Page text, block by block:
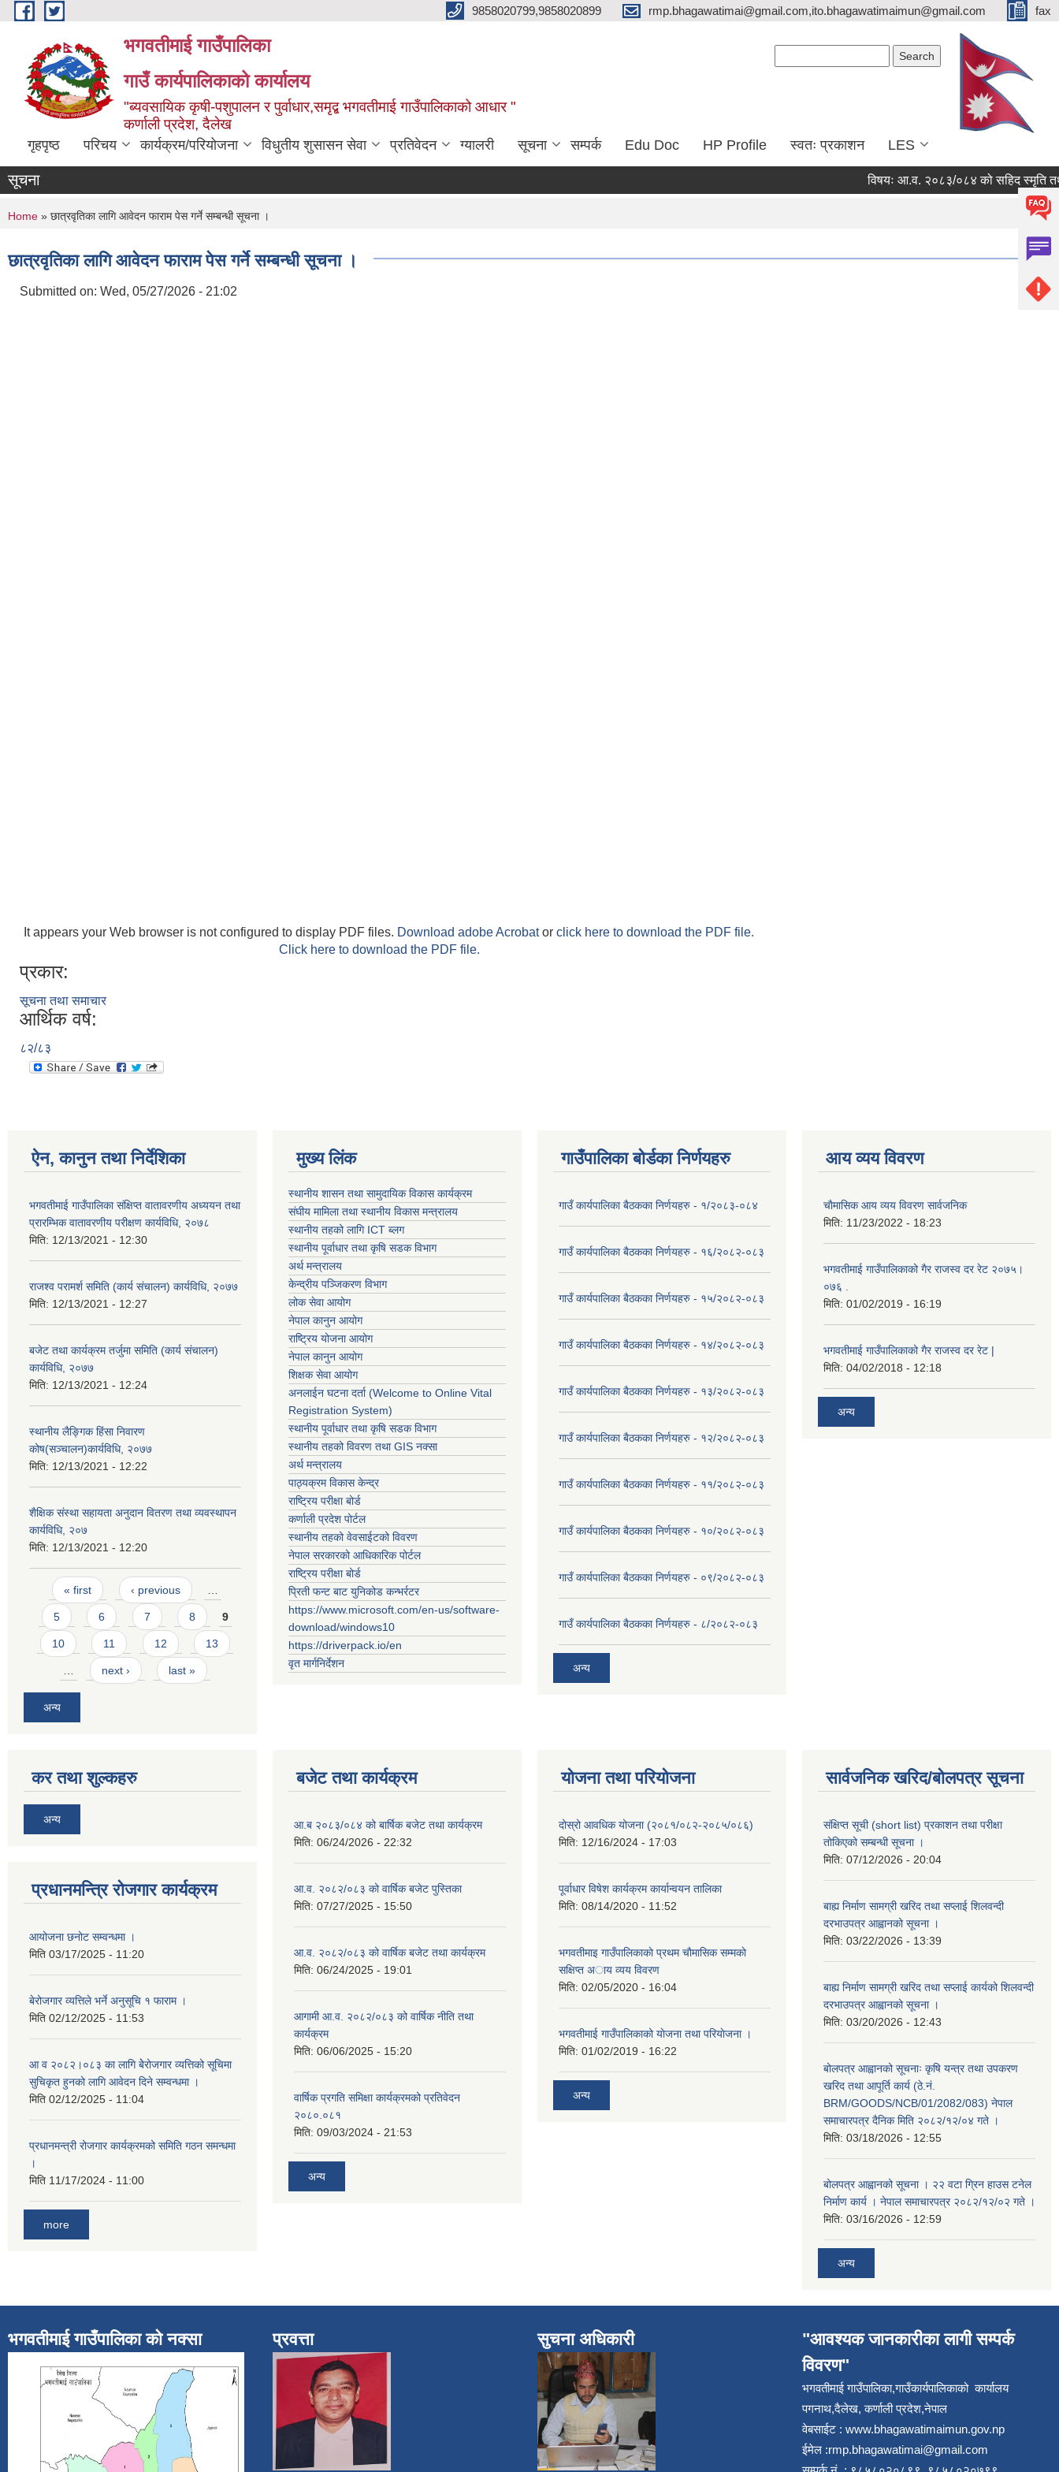
Skip to main content 9858020799,9858020899 rmp.bhagawatimai@gmail.com,ito.bhagawatimaimun@gmail.com fax
भगवतीमाई गाउँपालिका
गाउँ कार्यपालिकाको कार्यालय
"ब्यवसायिक कृषी-पशुपालन र पुर्वाधार,समृद्ब भगवतीमाई गाउँपालिकाको आधार "
कर्णाली प्रदेश, दैलेख
गृहपृष्ठ परिचय कार्यक्रम/परियोजना विधुतीय शुसासन सेवा प्रतिवेदन ग्यालरी सूचना सम्पर्क Edu Doc HP Profile स्वतः प्रकाशन LES
सूचना विषयः आ.व. २०८३/०८४ को सहिद स्मृति तथा
You are here
Home » छात्रवृतिका लागि आवेदन फाराम पेस गर्ने सम्बन्धी सूचना ।
छात्रवृतिका लागि आवेदन फाराम पेस गर्ने सम्बन्धी सूचना ।
Submitted on: Wed, 05/27/2026 - 21:02
It appears your Web browser is not configured to display PDF files. Download adobe Acrobator click here to download the PDF file.
Click here to download the PDF file.
प्रकार:
सूचना तथा समाचार
आर्थिक वर्ष:
८२/८३
ऐन, कानुन तथा निर्देशिका
भगवतीमाई गाउँपालिका संक्षिप्त वातावरणीय अध्ययन तथा
प्रारम्भिक वातावरणीय परीक्षण कार्यविधि, २०७८
मिति: 12/13/2021 - 12:30
राजश्व परामर्श समिति (कार्य संचालन) कार्यविधि, २०७७
मिति: 12/13/2021 - 12:27
बजेट तथा कार्यक्रम तर्जुमा समिति (कार्य संचालन)
कार्यविधि, २०७७
मिति: 12/13/2021 - 12:24
स्थानीय लैङ्गिक हिंसा निवारण
कोष(सञ्चालन)कार्यविधि, २०७७
मिति: 12/13/2021 - 12:22
शैक्षिक संस्था सहायता अनुदान वितरण तथा व्यवस्थापन
कार्यविधि, २०७
मिति: 12/13/2021 - 12:20
Pages
« first ‹ previous …
5 6 7 8 9
10 11 12 13
… next › last »
अन्य
मुख्य लिंक
स्थानीय शासन तथा सामुदायिक विकास कार्यक्रम
संघीय मामिला तथा स्थानीय विकास मन्त्रालय
स्थानीय तहको लागि ICT ब्लग
स्थानीय पूर्वाधार तथा कृषि सडक विभाग
अर्थ मन्त्रालय
केन्द्रीय पञ्जिकरण विभाग
लोक सेवा आयोग
नेपाल कानुन आयोग
राष्ट्रिय योजना आयोग
नेपाल कानुन आयोग
शिक्षक सेवा आयोग
अनलाईन घटना दर्ता (Welcome to Online Vital
Registration System)
स्थानीय पूर्वाधार तथा कृषि सडक विभाग
स्थानीय तहको विवरण तथा GIS नक्सा
अर्थ मन्त्रालय
पाठ्यक्रम विकास केन्द्र
राष्ट्रिय परीक्षा बोर्ड
कर्णाली प्रदेश पोर्टल
स्थानीय तहको वेवसाईटको विवरण
नेपाल सरकारको आधिकारिक पोर्टल
राष्ट्रिय परीक्षा बोर्ड
प्रिती फन्ट बाट युनिकोड कन्भर्रटर
https://www.microsoft.com/en-us/software-
download/windows10
https://driverpack.io/en
वृत मार्गनिर्देशन
गाउँपालिका बोर्डका निर्णयहरु
गाउँ कार्यपालिका बैठकका निर्णयहरु - १/२०८३-०८४
गाउँ कार्यपालिका बैठकका निर्णयहरु - १६/२०८२-०८३
गाउँ कार्यपालिका बैठकका निर्णयहरु - १५/२०८२-०८३
गाउँ कार्यपालिका बैठकका निर्णयहरु - १४/२०८२-०८३
गाउँ कार्यपालिका बैठकका निर्णयहरु - १३/२०८२-०८३
गाउँ कार्यपालिका बैठकका निर्णयहरु - १२/२०८२-०८३
गाउँ कार्यपालिका बैठकका निर्णयहरु - ११/२०८२-०८३
गाउँ कार्यपालिका बैठकका निर्णयहरु - १०/२०८२-०८३
गाउँ कार्यपालिका बैठकका निर्णयहरु - ०९/२०८२-०८३
गाउँ कार्यपालिका बैठकका निर्णयहरु - ८/२०८२-०८३
अन्य
आय व्यय विवरण
चाैमासिक आय व्यय विवरण सार्वजनिक
मिति: 11/23/2022 - 18:23
भगवतीमाई गाउँपालिकाको गैर राजस्व दर रेट २०७५।
०७६ .
मिति: 01/02/2019 - 16:19
भगवतीमाई गाउँपालिकाको गैर राजस्व दर रेट |
मिति: 04/02/2018 - 12:18
अन्य
कर तथा शुल्कहरु
अन्य
प्रधानमन्त्रि रोजगार कार्यक्रम
आयोजना छनोट सम्वन्धमा ।
मिति 03/17/2025 - 11:20
बेरोजगार व्यत्तिले भर्ने अनुसूचि १ फाराम ।
मिति 02/12/2025 - 11:53
आ व २०८२।०८३ का लागि बेेरोजगार व्यत्तिको सूचिमा
सुचिकृत हुनको लागि आवेदन दिने सम्वन्धमा ।
मिति 02/12/2025 - 11:04
प्रधानमन्त्री रोजगार कार्यक्रमको समिति गठन समन्धमा
।
मिति 11/17/2024 - 11:00
more
बजेट तथा कार्यक्रम
आ.ब २०८३/०८४ को बार्षिक बजेट तथा कार्यक्रम
मिति: 06/24/2026 - 22:32
आ.व. २०८२/०८३ को वार्षिक बजेट पुस्तिका
मिति: 07/27/2025 - 15:50
आ.व. २०८२/०८३ को वार्षिक बजेट तथा कार्यक्रम
मिति: 06/24/2025 - 19:01
आगामी आ.व. २०८२/०८३ को वार्षिक नीति तथा
कार्यक्रम
मिति: 06/06/2025 - 15:20
वार्षिक प्रगति समिक्षा कार्यक्रमको प्रतिवेदन
२०८०.०८१
मिति: 09/03/2024 - 21:53
अन्य
योजना तथा परियोजना
दोस्रो आवधिक योजना (२०८१/०८२-२०८५/०८६)
मिति: 12/16/2024 - 17:03
पूर्वाधार विषेश कार्यक्रम कार्यान्वयन तालिका
मिति: 08/14/2020 - 11:52
भगवतीमाइ गाउँपालिकाकाे प्रथम चाैमासिक सम्मकाे
सक्षिप्त अाय व्यय विवरण
मिति: 02/05/2020 - 16:04
भगवतीमाई गाउँपालिकाको याेजना तथा परियाेजना ।
मिति: 01/02/2019 - 16:22
अन्य
सार्वजनिक खरिद/बोलपत्र सूचना
संक्षिप्त सूची (short list) प्रकाशन तथा परीक्षा
तोकिएको सम्बन्धी सूचना ।
मिति: 07/12/2026 - 20:04
बाह्य निर्माण सामग्री खरिद तथा सप्लाई शिलवन्दी
दरभाउपत्र आह्वानको सूचना ।
मिति: 03/22/2026 - 13:39
बाह्य निर्माण सामग्री खरिद तथा सप्लाई कार्यको शिलवन्दी
दरभाउपत्र आह्वानको सूचना ।
मिति: 03/20/2026 - 12:43
बोलपत्र आह्वानको सूचनाः कृषि यन्त्र तथा उपकरण
खरिद तथा आपूर्ति कार्य (ठे.नं.
BRM/GOODS/NCB/01/2082/083) नेपाल
समाचारपत्र दैनिक मिति २०८२/१२/०४ गते ।
मिति: 03/18/2026 - 12:55
बोलपत्र आह्वानको सूचना । २२ वटा ग्रिन हाउस टनेल
निर्माण कार्य । नेपाल समाचारपत्र २०८२/१२/०२ गते ।
मिति: 03/16/2026 - 12:59
अन्य
भगवतीमाई गाउँपालिका को नक्सा प्रवत्ता सुचना अधिकारी
"आवश्यक जानकारीका लागी सम्पर्क
विवरण"
भगवतीमाई गाउँपालिका,गाउँकार्यपालिकाको कार्यालय
पगनाथ,दैलेख, कर्णाली प्रदेश,नेपाल
वेबसाईट : www.bhagawatimaimun.gov.np
ईमेल :rmp.bhagawatimai@gmail.com